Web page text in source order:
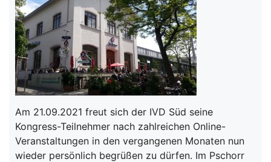
Am 21.09.2021 freut sich der IVD Süd seine
Kongress-Teilnehmer nach zahlreichen Online-
Veranstaltungen in den vergangenen Monaten nun
wieder persönlich begrüßen zu dürfen. Im Pschorr